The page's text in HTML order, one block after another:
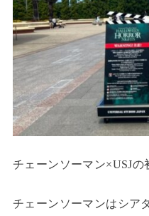
チェーンソーマン×USJの
チェーンソーマンはシア